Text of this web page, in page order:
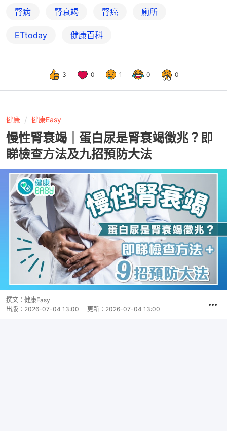
腎病 腎衰竭 腎癌 廁所
ETtoday 健康百科
3 0 1 0 0
健康 健康Easy
慢性腎衰竭｜蛋白尿是腎衰竭徵兆？即
睇檢查方法及九招預防大法
撰文： 健康Easy
出版： 2026-07-04 13:00 更新： 2026-07-04 13:00